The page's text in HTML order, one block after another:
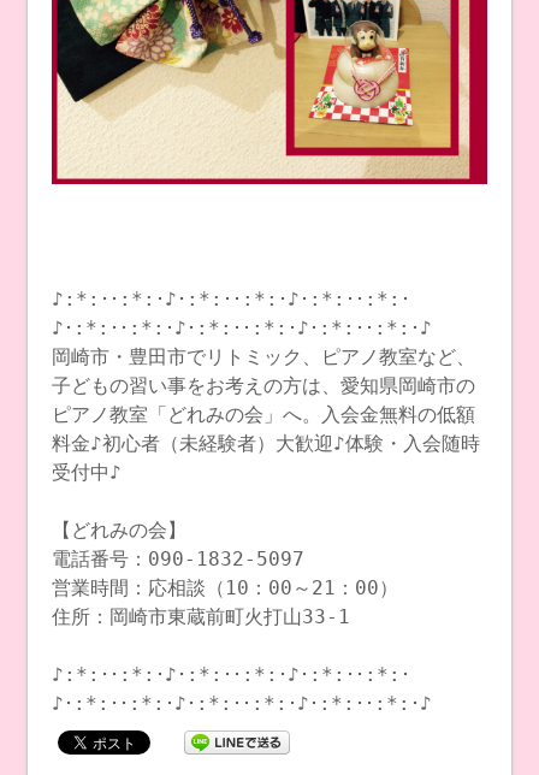
♪:*:･･:*:･♪･:*:･･:*:･♪･:*:･･:*:･
♪･:*:･･:*:･♪･:*:･･:*:･♪･:*:･･:*:･♪
岡崎市・豊田市でリトミック、ピアノ教室など、
子どもの習い事をお考えの方は、愛知県岡崎市の
ピアノ教室「どれみの会」へ。入会金無料の低額
料金♪初心者（未経験者）大歓迎♪体験・入会随時
受付中♪
【どれみの会】
電話番号：090-1832-5097
営業時間：応相談（10：00～21：00）
住所：岡崎市東蔵前町火打山33-1
♪:*:･･:*:･♪･:*:･･:*:･♪･:*:･･:*:･
♪･:*:･･:*:･♪･:*:･･:*:･♪･:*:･･:*:･♪